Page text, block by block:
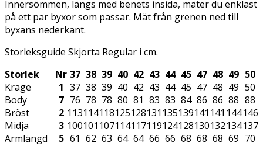
Innersömmen, längs med benets insida, mäter du enklast
på ett par byxor som passar. Mät från grenen ned till
byxans nederkant.
Storleksguide Skjorta Regular i cm.
Storlek
Nr 37 38 39 40 42 43 44 45 47 48 49 50
Krage
1 37 38 39 40 42 43 44 45 47 48 49 50
Body
7 76 78 78 80 81 83 83 84 86 86 88 88
Bröst
2 113114118125128131 135139141 141 144146
Midja
3 100101 107114117119124128130132134137
Armlängd
5 61 62 63 64 64 66 66 68 68 68 69 70